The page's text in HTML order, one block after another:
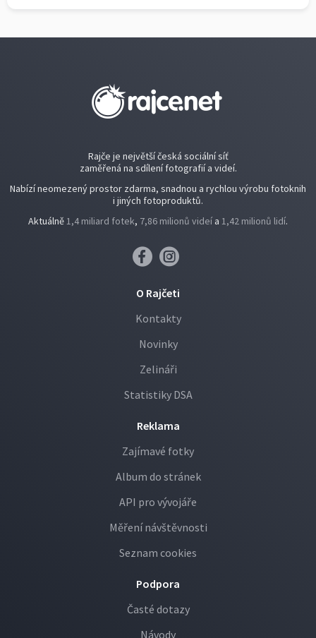
Rajče je největší česká sociální síť
zaměřená na sdílení fotografií a videí.
Nabízí neomezený prostor zdarma, snadnou a rychlou výrobu fotoknih
i jiných fotoproduktů.
Aktuálně1,4 miliard fotek, 7,86 milionů videí a 1,42 milionů lidí.
O Rajčeti
Kontakty
Novinky
Zelináři
Statistiky DSA
Reklama
Zajímavé fotky
Album do stránek
API pro vývojáře
Měření návštěvnosti
Seznam cookies
Podpora
Časté dotazy
Návody